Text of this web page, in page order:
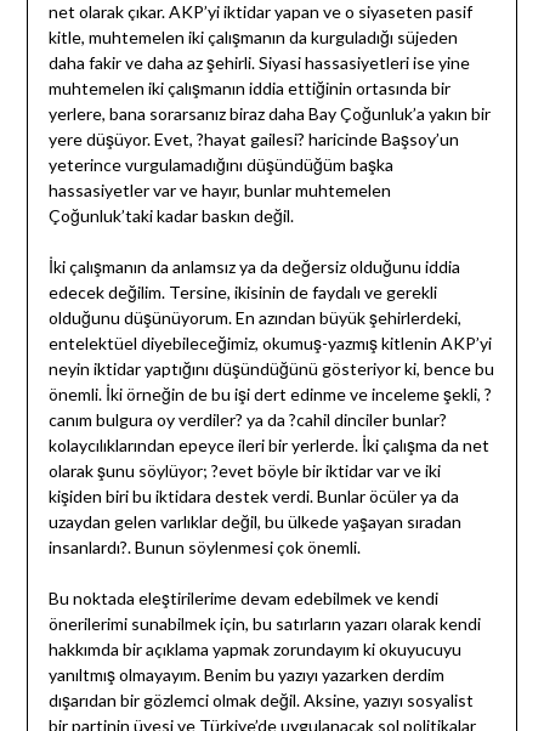
net olarak çıkar. AKP’yi iktidar yapan ve o siyaseten pasif
kitle, muhtemelen iki çalışmanın da kurguladığı süjeden
daha fakir ve daha az şehirli. Siyasi hassasiyetleri ise yine
muhtemelen iki çalışmanın iddia ettiğinin ortasında bir
yerlere, bana sorarsanız biraz daha Bay Çoğunluk’a yakın bir
yere düşüyor. Evet, ?hayat gailesi? haricinde Başsoy’un
yeterince vurgulamadığını düşündüğüm başka
hassasiyetler var ve hayır, bunlar muhtemelen
Çoğunluk’taki kadar baskın değil.
İki çalışmanın da anlamsız ya da değersiz olduğunu iddia
edecek değilim. Tersine, ikisinin de faydalı ve gerekli
olduğunu düşünüyorum. En azından büyük şehirlerdeki,
entelektüel diyebileceğimiz, okumuş-yazmış kitlenin AKP’yi
neyin iktidar yaptığını düşündüğünü gösteriyor ki, bence bu
önemli. İki örneğin de bu işi dert edinme ve inceleme şekli, ?
canım bulgura oy verdiler? ya da ?cahil dinciler bunlar?
kolaycılıklarından epeyce ileri bir yerlerde. İki çalışma da net
olarak şunu söylüyor; ?evet böyle bir iktidar var ve iki
kişiden biri bu iktidara destek verdi. Bunlar öcüler ya da
uzaydan gelen varlıklar değil, bu ülkede yaşayan sıradan
insanlardı?. Bunun söylenmesi çok önemli.
Bu noktada eleştirilerime devam edebilmek ve kendi
önerilerimi sunabilmek için, bu satırların yazarı olarak kendi
hakkımda bir açıklama yapmak zorundayım ki okuyucuyu
yanıltmış olmayayım. Benim bu yazıyı yazarken derdim
dışarıdan bir gözlemci olmak değil. Aksine, yazıyı sosyalist
bir partinin üyesi ve Türkiye’de uygulanacak sol politikalar